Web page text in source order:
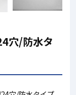
穴/防水タ